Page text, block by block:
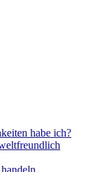
habe ich?